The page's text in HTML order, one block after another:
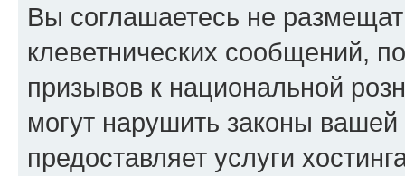
Вы соглашаетесь не
клеветнических сообщений,
призывов к национальной
могут нарушить законы
предоставляет услуги